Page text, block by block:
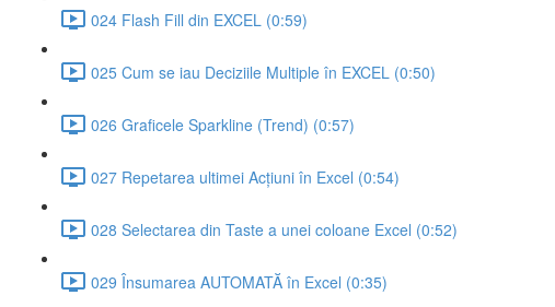
024 Flash Fill din EXCEL (0:59)
025 Cum se iau Deciziile Multiple în EXCEL (0:50)
026 Graficele Sparkline (Trend) (0:57)
027 Repetarea ultimei Acțiuni în Excel (0:54)
028 Selectarea din Taste a unei coloane Excel (0:52)
029 Însumarea AUTOMATĂ în Excel (0:35)